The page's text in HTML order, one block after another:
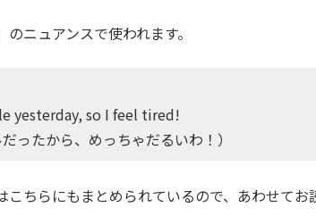
ニュアンスで使われます。
yesterday, so I feel tired!
ったから、めっちゃだるいわ！）
ちらにもまとめられているので、あわせてお